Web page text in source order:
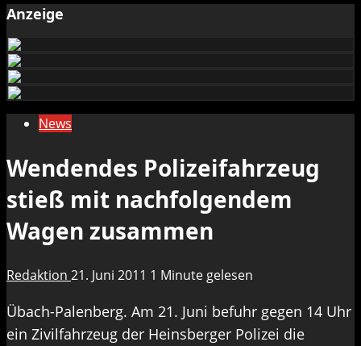
Anzeige
News
Wendendes Polizeifahrzeug
stieß mit nachfolgendem
Wagen zusammen
Redaktion 21. Juni 2011 1 Minute gelesen
Übach-Palenberg. Am 21. Juni befuhr gegen 14 Uhr
ein Zivilfahrzeug der Heinsberger Polizei die